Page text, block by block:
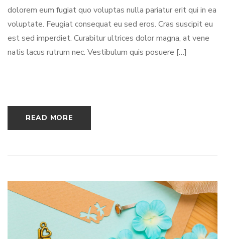
dolorem eum fugiat quo voluptas nulla pariatur erit qui in ea
voluptate. Feugiat consequat eu sed eros. Cras suscipit eu
est sed imperdiet. Curabitur ultrices dolor magna, at vene
natis lacus rutrum nec. Vestibulum quis posuere […]
READ MORE